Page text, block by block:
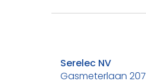
Serelec NV
Gasmeterlaan 207